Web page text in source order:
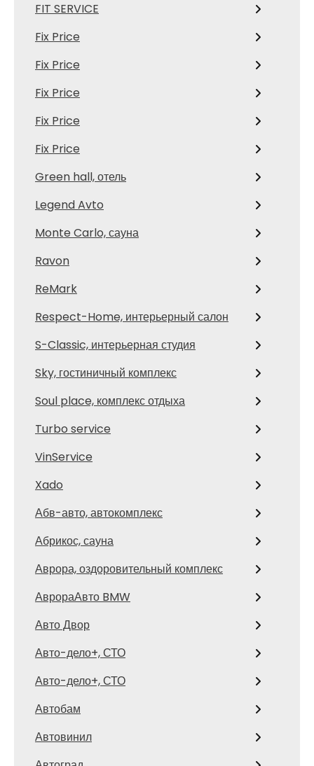
FIT SERVICE
Fix Price
Fix Price
Fix Price
Fix Price
Fix Price
Green hall, отель
Legend Avto
Monte Carlo, сауна
Ravon
ReMark
Respect-Home, интерьерный салон
S-Classic, интерьерная студия
Sky, гостиничный комплекс
Soul place, комплекс отдыха
Turbo service
VinService
Xado
Абв-авто, автокомплекс
Абрикос, сауна
Аврора, оздоровительный комплекс
АврораАвто BMW
Авто Двор
Авто-дело+, СТО
Авто-дело+, СТО
Автобам
Автовинил